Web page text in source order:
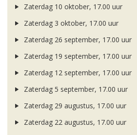
Zaterdag 10 oktober, 17.00 uur
Zaterdag 3 oktober, 17.00 uur
Zaterdag 26 september, 17.00 uur
Zaterdag 19 september, 17.00 uur
Zaterdag 12 september, 17.00 uur
Zaterdag 5 september, 17.00 uur
Zaterdag 29 augustus, 17.00 uur
Zaterdag 22 augustus, 17.00 uur